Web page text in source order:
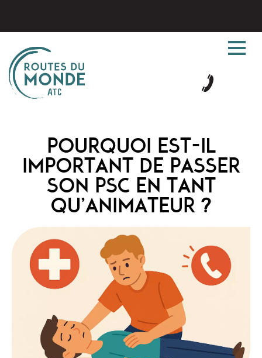
POURQUOI EST-IL
IMPORTANT DE PASSER
SON PSC EN TANT
QU’ANIMATEUR ?